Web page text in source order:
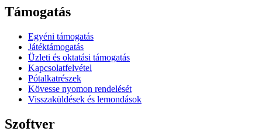
Támogatás
Egyéni támogatás
Játéktámogatás
Üzleti és oktatási támogatás
Kapcsolatfelvétel
Pótalkatrészek
Kövesse nyomon rendelését
Visszaküldések és lemondások
Szoftver